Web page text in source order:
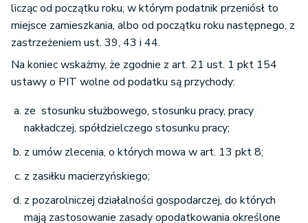
licząc od początku roku, w którym podatnik przeniósł to
miejsce zamieszkania, albo od początku roku następnego, z
zastrzeżeniem ust. 39, 43 i 44.
Na koniec wskażmy, że zgodnie z art. 21 ust. 1 pkt 154
ustawy o PIT wolne od podatku są przychody:
ze stosunku służbowego, stosunku pracy, pracy
nakładczej, spółdzielczego stosunku pracy;
z umów zlecenia, o których mowa w art. 13 pkt 8;
z zasiłku macierzyńskiego;
z pozarolniczej działalności gospodarczej, do których
mają zastosowanie zasady opodatkowania określone